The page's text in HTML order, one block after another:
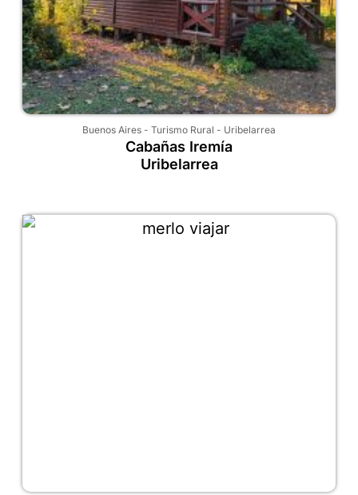
Buenos Aires - Turismo Rural - Uribelarrea
Cabañas Iremía
Uribelarrea